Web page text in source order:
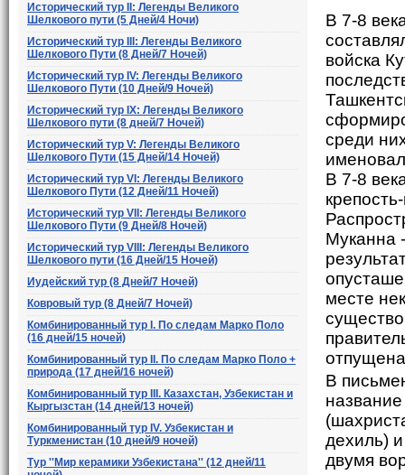
Исторический тур II: Легенды Великого
Шелкового пути (5 Дней/4 Ночи)
Исторический тур III: Легенды Великого
Шелкового Пути (8 Дней/7 Ночей)
Исторический тур IV: Легенды Великого
Шелкового Пути (10 Дней/9 Ночей)
Исторический тур IX: Легенды Великого
Шелкового пути (8 дней/7 Ночей)
Исторический тур V: Легенды Великого
Шелкового Пути (15 Дней/14 Ночей)
Исторический тур VI: Легенды Великого
Шелкового Пути (12 Дней/11 Ночей)
Исторический тур VII: Легенды Великого
Шелкового Пути (9 Дней/8 Ночей)
Исторический тур VIII: Легенды Великого
Шелкового пути (16 Дней/15 Ночей)
Иудейский тур (8 Дней/7 Ночей)
Ковровый тур (8 Дней/7 Ночей)
Комбинированный тур I. По следам Марко Поло
(16 дней/15 ночей)
Комбинированный тур II. По следам Марко Поло +
природа (17 дней/16 ночей)
Комбинированный тур III. Казахстан, Узбекистан и
Кыргызстан (14 дней/13 ночей)
Комбинированный тур IV. Узбекистан и
Туркменистан (10 дней/9 ночей)
Тур ''Мир керамики Узбекистана'' (12 дней/11
В 7-8
войска
среди
В 7-8
Муканна
месте
В
дехиль)
двумя